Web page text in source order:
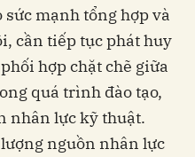
mạnh tổng hợp và
cần tiếp tục phát huy
hợp chặt chẽ giữa
quá trình đào tạo,
nhân lực kỹ thuật.
nguồn nhân lực